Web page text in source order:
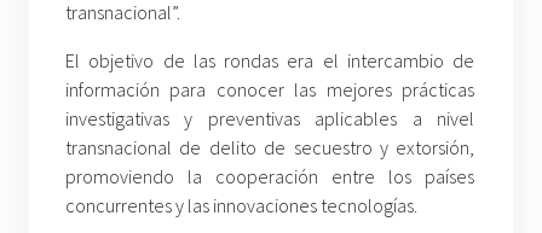
transnacional”.
El objetivo de las rondas era el intercambio de
información para conocer las mejores prácticas
investigativas y preventivas aplicables a nivel
transnacional de delito de secuestro y extorsión,
promoviendo la cooperación entre los países
concurrentes y las innovaciones tecnologías.